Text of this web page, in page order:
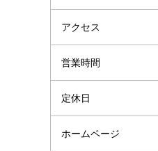
アクセス
営業時間
定休日
ホームページ